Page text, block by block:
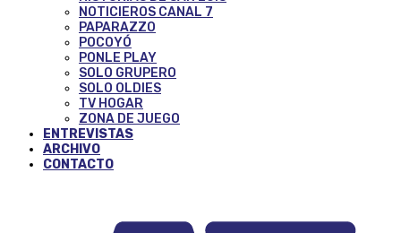
NOTICIEROS CANAL 7
PAPARAZZO
POCOYÓ
PONLE PLAY
SOLO GRUPERO
SOLO OLDIES
TV HOGAR
ZONA DE JUEGO
ENTREVISTAS
ARCHIVO
CONTACTO